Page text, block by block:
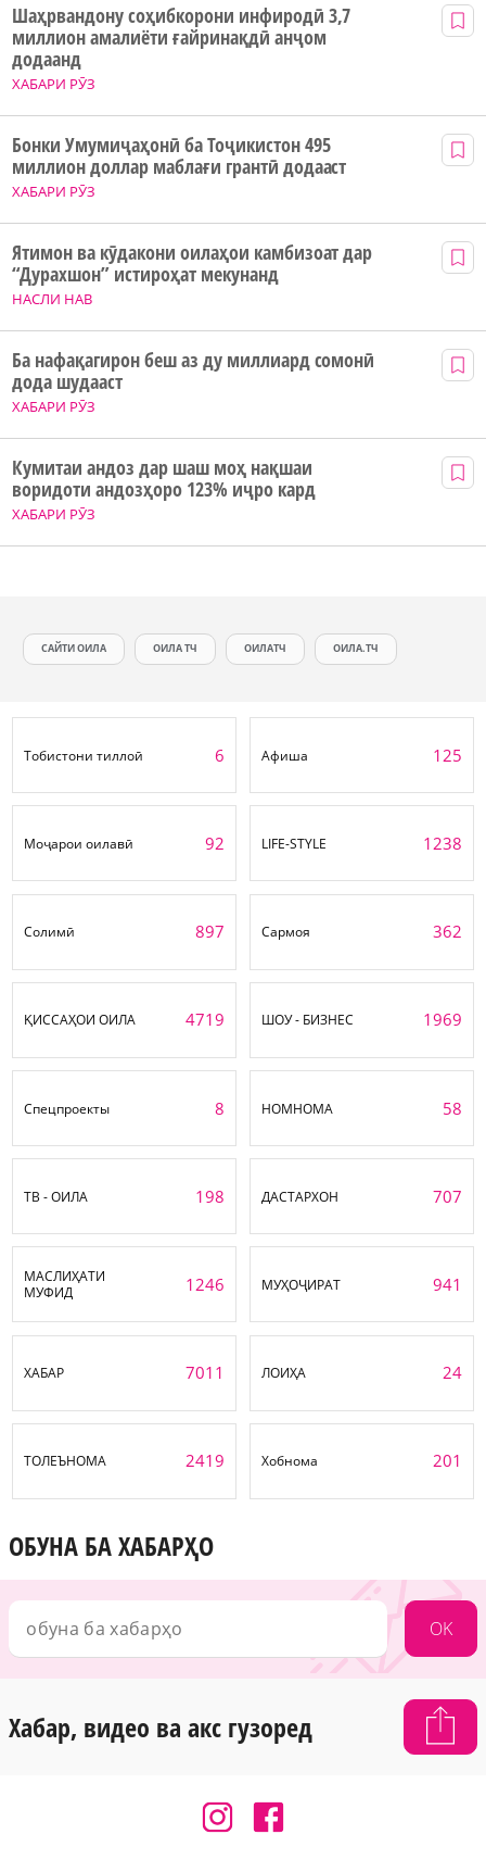
ХАБАРИ РӮЗ
Шаҳрвандону соҳибкорони инфиродӣ 3,7
миллион амалиёти ғайринақдӣ анҷом
додаанд
ХАБАРИ РӮЗ
Бонки Умумиҷаҳонӣ ба Тоҷикистон 495
миллион доллар маблағи грантӣ додааст
НАСЛИ НАВ
Ятимон ва кӯдакони оилаҳои камбизоат дар
“Дурахшон” истироҳат мекунанд
ХАБАРИ РӮЗ
Ба нафақагирон беш аз ду миллиард сомонӣ
дода шудааст
ХАБАРИ РӮЗ
Кумитаи андоз дар шаш моҳ нақшаи
воридоти андозҳоро 123% иҷро кард
САЙТИ ОИЛА ОИЛА ТЧ ОИЛАТЧ ОИЛА.ТЧ
Тобистони тиллоӣ 6 Афиша 125
Моҷарои оилавӣ 92 LIFE-STYLE 1238
Солимӣ 897 Сармоя 362
ҚИССАҲОИ ОИЛА 4719 ШОУ - БИЗНЕС 1969
Спецпроекты 8 НОМНОМА 58
ТВ - ОИЛА 198 ДАСТАРХОН 707
МАСЛИҲАТИ
МУФИД
1246 МУҲОҶИРАТ 941
ХАБАР 7011 ЛОИҲА 24
ТОЛЕЪНОМА 2419 Хобнома 201
ОБУНА БА ХАБАРҲО
OK
Хабар, видео ва акс гузоред